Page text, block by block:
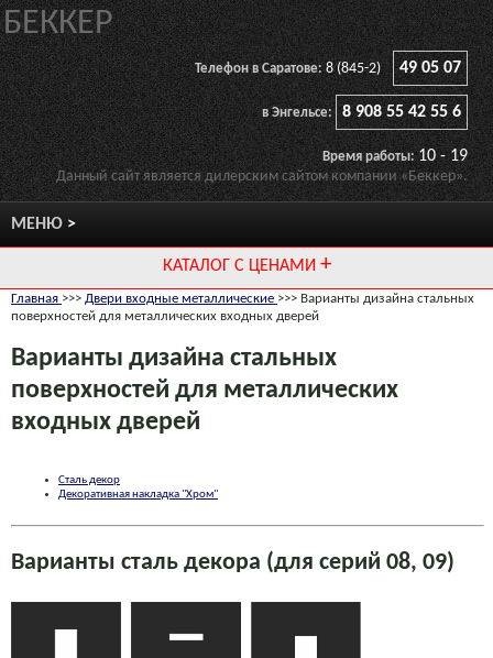
БЕККЕР
Телефон в Саратове: 8 (845-2) 49 05 07
в Энгельсе: 8 908 55 42 55 6
Время работы:10 - 19
Данный сайт является дилерским сайтом компании «Беккер».
МЕНЮ
КАТАЛОГ С ЦЕНАМИ
Главная >>> Двери входные металлические >>> Варианты дизайна стальных
поверхностей для металлических входных дверей
Варианты дизайна стальных
поверхностей для металлических
входных дверей
Сталь декор
Декоративная накладка "Хром"
Варианты сталь декора (для серий 08, 09)